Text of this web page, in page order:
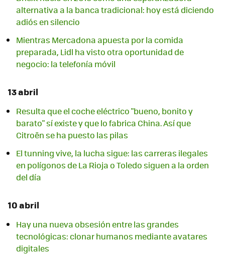
alternativa a la banca tradicional: hoy está diciendo
adiós en silencio
Mientras Mercadona apuesta por la comida
preparada, Lidl ha visto otra oportunidad de
negocio: la telefonía móvil
13 abril
Resulta que el coche eléctrico "bueno, bonito y
barato" sí existe y que lo fabrica China. Así que
Citroën se ha puesto las pilas
El tunning vive, la lucha sigue: las carreras ilegales
en polígonos de La Rioja o Toledo siguen a la orden
del día
10 abril
Hay una nueva obsesión entre las grandes
tecnológicas: clonar humanos mediante avatares
digitales